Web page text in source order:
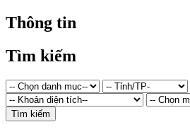
Thông tin
Tìm kiếm
Tìm kiếm